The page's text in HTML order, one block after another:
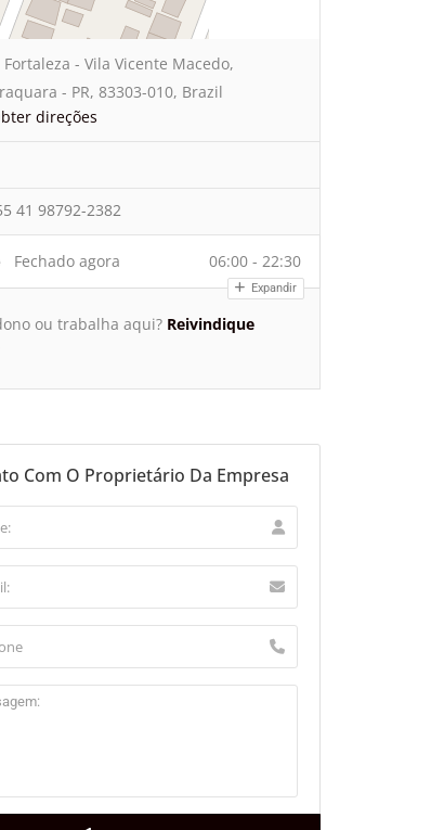
Fortaleza - Vila Vicente Macedo,
- PR, 83303-010, Brazil
direções
41 98792-2382
Fechado agora 06:00 - 22:30
Expandir
ou trabalha aqui? Reivindique
Com O Proprietário Da Empresa